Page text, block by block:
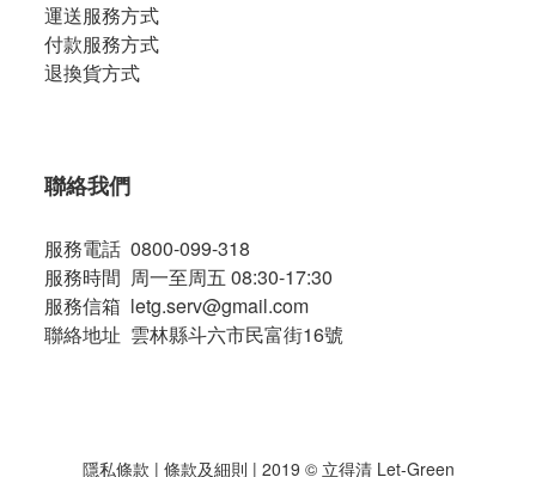
運送服務方式
付款服務方式
退換貨方式
聯絡我們
服務電話 0800-099-318
服務時間 周一至周五 08:30-17:30
服務信箱 letg.serv@gmail.com
聯絡地址 雲林縣斗六市民富街16號
隱私條款 | 條款及細則 | 2019 © 立得清 Let-Green